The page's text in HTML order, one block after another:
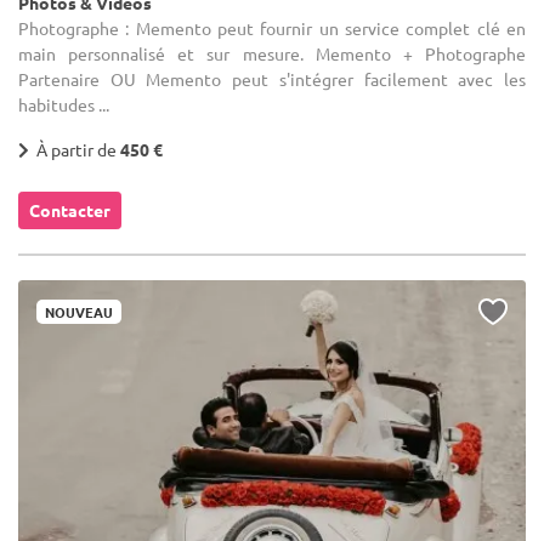
Photographe : Memento peut fournir un service complet clé en
main personnalisé et sur mesure. Memento + Photographe
Partenaire OU Memento peut s'intégrer facilement avec les
habitudes ...
À partir de 450 €
Contacter
NOUVEAU